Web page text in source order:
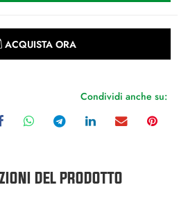
ACQUISTA ORA
Condividi anche su:
DEL PRODOTTO